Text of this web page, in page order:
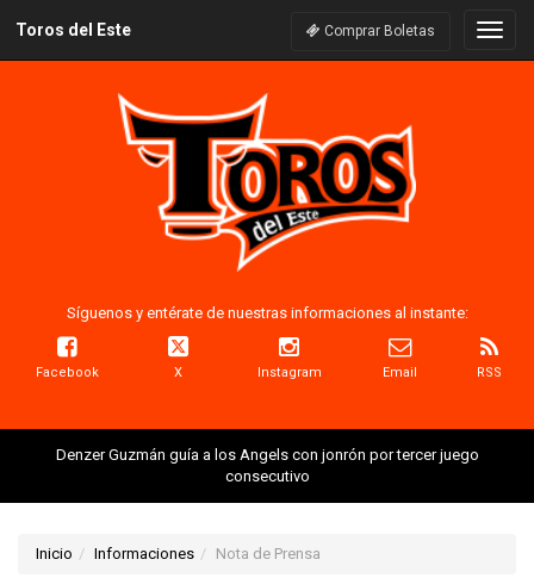
Toros del Este Comprar Boletas
Síguenos y entérate de nuestras informaciones al instante:
Facebook X Instagram Email RSS
Denzer Guzmán guía a los Angels con jonrón por tercer juego
consecutivo
Inicio Informaciones Nota de Prensa